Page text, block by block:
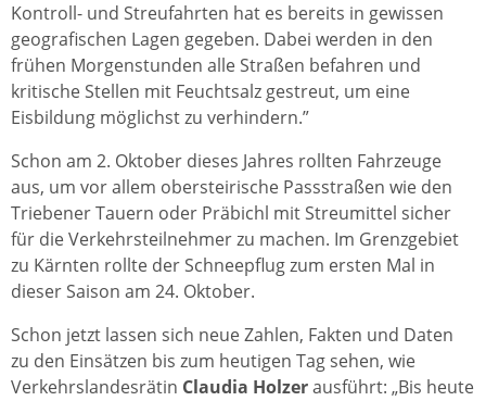
Kontroll- und Streufahrten hat es bereits in gewissen
geografischen Lagen gegeben. Dabei werden in den
frühen Morgenstunden alle Straßen befahren und
kritische Stellen mit Feuchtsalz gestreut, um eine
Eisbildung möglichst zu verhindern.”
Schon am 2. Oktober dieses Jahres rollten Fahrzeuge
aus, um vor allem obersteirische Passstraßen wie den
Triebener Tauern oder Präbichl mit Streumittel sicher
für die Verkehrsteilnehmer zu machen. Im Grenzgebiet
zu Kärnten rollte der Schneepflug zum ersten Mal in
dieser Saison am 24. Oktober.
Schon jetzt lassen sich neue Zahlen, Fakten und Daten
zu den Einsätzen bis zum heutigen Tag sehen, wie
Verkehrslandesrätin Claudia Holzerausführt: „Bis heute